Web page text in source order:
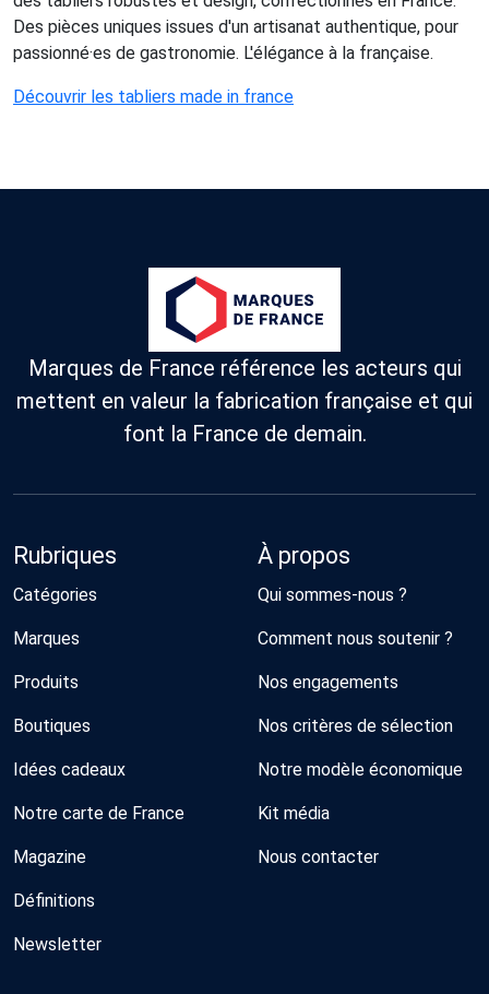
Des pièces uniques issues d'un artisanat authentique, pour
passionné·es de gastronomie. L'élégance à la française.
Découvrir les tabliers made in france
Marques de France référence les acteurs qui
mettent en valeur la fabrication française et qui
font la France de demain.
Rubriques
Catégories
Marques
Produits
Boutiques
Idées cadeaux
Notre carte de France
Magazine
Définitions
Newsletter
À propos
Qui sommes-nous ?
Comment nous soutenir ?
Nos engagements
Nos critères de sélection
Notre modèle économique
Kit média
Nous contacter